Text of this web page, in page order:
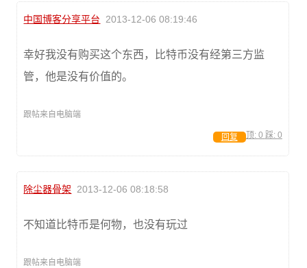
中国博客分享平台 2013-12-06 08:19:46
幸好我没有购买这个东西，比特币没有经第三方监
管，他是没有价值的。
跟帖来自电脑端
顶: 0 踩: 0
回复
除尘器骨架 2013-12-06 08:18:58
不知道比特币是何物，也没有玩过
跟帖来自电脑端